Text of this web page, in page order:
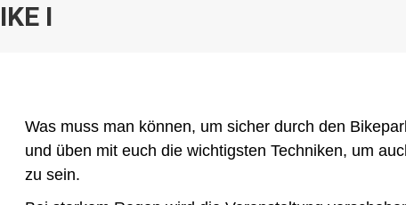
I
Was muss man können, um sicher durch den
und üben mit euch die wichtigsten Techniken, um
zu sein.